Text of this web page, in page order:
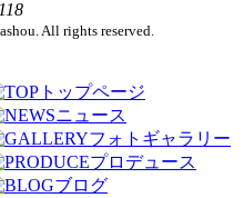
All rights reserved.
トップページ
ニュース
フォトギャラリー
プロデュース
ブログ